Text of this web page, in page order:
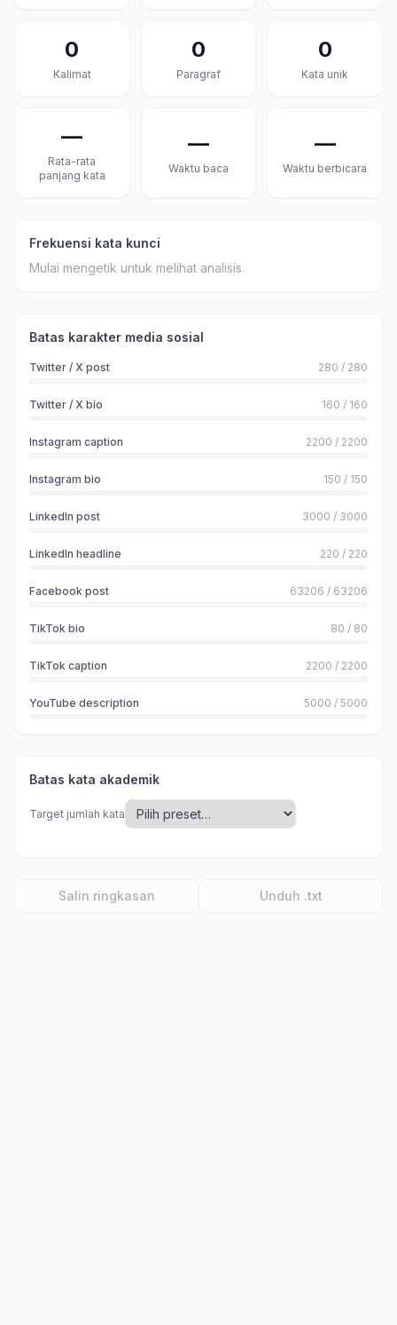
0
Kalimat
0
Paragraf
0
Kata unik
—
Rata-rata
panjang kata
—
Waktu baca
—
Waktu berbicara
Frekuensi kata kunci
Mulai mengetik untuk melihat analisis.
Batas karakter media sosial
Twitter / X post 280 / 280
Twitter / X bio 160 / 160
Instagram caption 2200 / 2200
Instagram bio 150 / 150
LinkedIn post 3000 / 3000
LinkedIn headline 220 / 220
Facebook post 63206 / 63206
TikTok bio 80 / 80
TikTok caption 2200 / 2200
YouTube description 5000 / 5000
Batas kata akademik
Target jumlah kata
Salin ringkasan Unduh .txt